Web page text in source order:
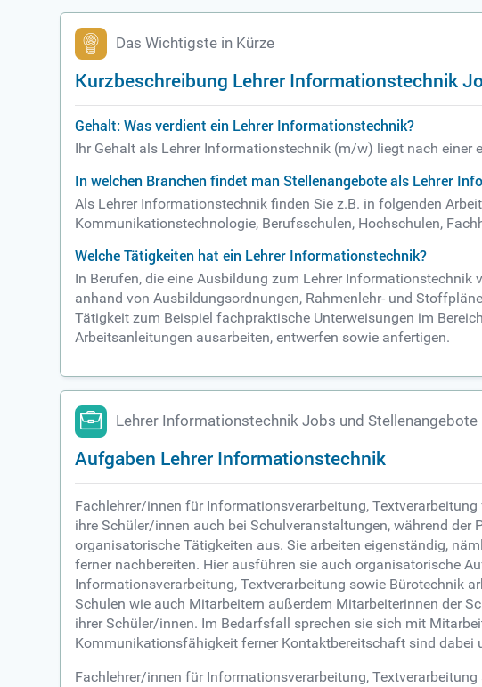
Das Wichtigste in Kürze
Kurzbeschreibung Lehrer Informationstechnik
Gehalt: Was verdient ein Lehrer Informationstechnik?
Ihr Gehalt als Lehrer Informationstechnik (m/w) liegt nach
In welchen Branchen findet man Stellenangebote als Lehrer
Als Lehrer Informationstechnik finden Sie z.B. in folgenden
Kommunikationstechnologie, Berufsschulen, Hochschulen,
Welche Tätigkeiten hat ein Lehrer Informationstechnik?
In Berufen, die eine Ausbildung zum Lehrer
anhand von Ausbildungsordnungen, Rahmenlehr- und
Tätigkeit zum Beispiel fachpraktische Unterweisungen im
Arbeitsanleitungen ausarbeiten, entwerfen sowie anfertigen.
Lehrer Informationstechnik Jobs und Stellenangebote
Aufgaben Lehrer Informationstechnik
Fachlehrer/innen für Informationsverarbeitung,
ihre Schüler/innen auch bei Schulveranstaltungen, während der
organisatorische Tätigkeiten aus. Sie arbeiten eigenständig,
ferner nachbereiten. Hier ausführen sie auch organisatorische
Informationsverarbeitung, Textverarbeitung sowie Bürotechnik
Schulen wie auch Mitarbeitern außerdem Mitarbeiterinnen der
ihrer Schüler/innen. Im Bedarfsfall sprechen sie sich mit
Kommunikationsfähigkeit ferner Kontaktbereitschaft sind dabei
Fachlehrer/innen für Informationsverarbeitung,